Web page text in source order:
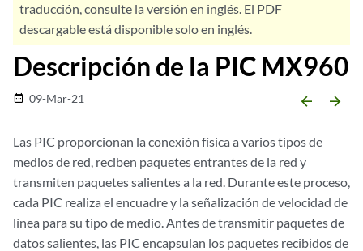
traducción, consulte la versión en inglés. El PDF
descargable está disponible solo en inglés.
Descripción de la PIC MX960
date_range 09-Mar-21 arrow_backward arrow_forward
Las PIC proporcionan la conexión física a varios tipos de
medios de red, reciben paquetes entrantes de la red y
transmiten paquetes salientes a la red. Durante este proceso,
cada PIC realiza el encuadre y la señalización de velocidad de
línea para su tipo de medio. Antes de transmitir paquetes de
datos salientes, las PIC encapsulan los paquetes recibidos de